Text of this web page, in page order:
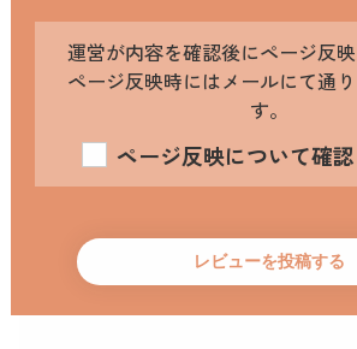
運営が内容を確認後にページ反映
ページ反映時にはメールにて通
す。
ページ反映について確認